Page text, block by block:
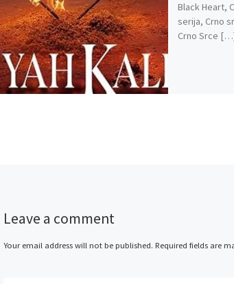
Black Heart,
serija, Crno
Crno Srce
Leave a comment
Your email address will not be published. Required fields are